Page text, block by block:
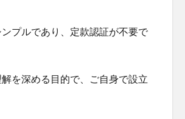
プルであり、定款認証が不要で
を深める目的で、ご自身で設立